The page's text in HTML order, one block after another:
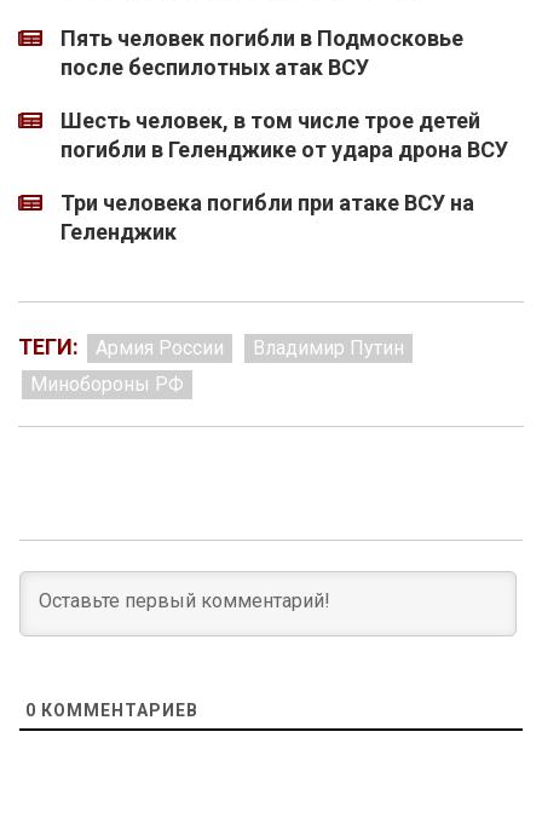
Пять человек погибли в Подмосковье
после беспилотных атак ВСУ
Шесть человек, в том числе трое детей
погибли в Геленджике от удара дрона ВСУ
Три человека погибли при атаке ВСУ на
Геленджик
ТЕГИ: Армия России
Владимир Путин
Минобороны РФ
0 КОММЕНТАРИЕВ